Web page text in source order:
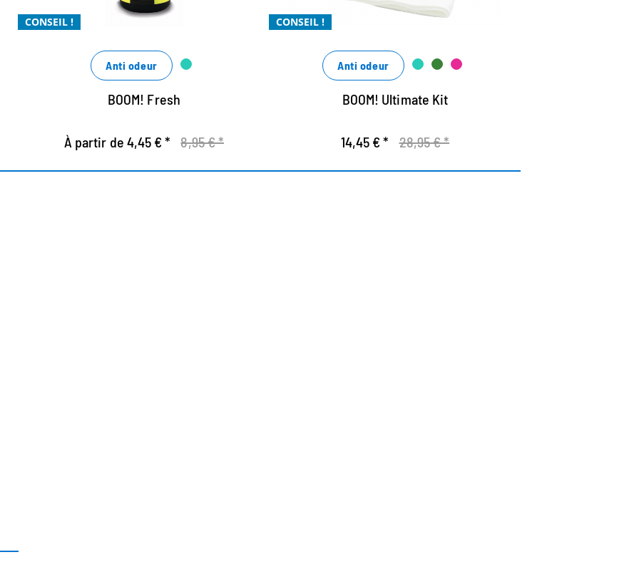
CONSEIL !
le tueur d'odeurs organique efficace
pour un parfum frais et hygiénique
Anti odeur
BOOM! Fresh
À partir de 4,45 € * 8,95 € *
CONSEIL !
avec des ingrédients naturels
Anti odeur
BOOM! Ultimate Kit
14,45 € * 28,95 € *